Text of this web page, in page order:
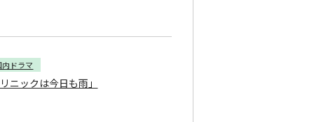
内ドラマ
ニックは今日も雨」